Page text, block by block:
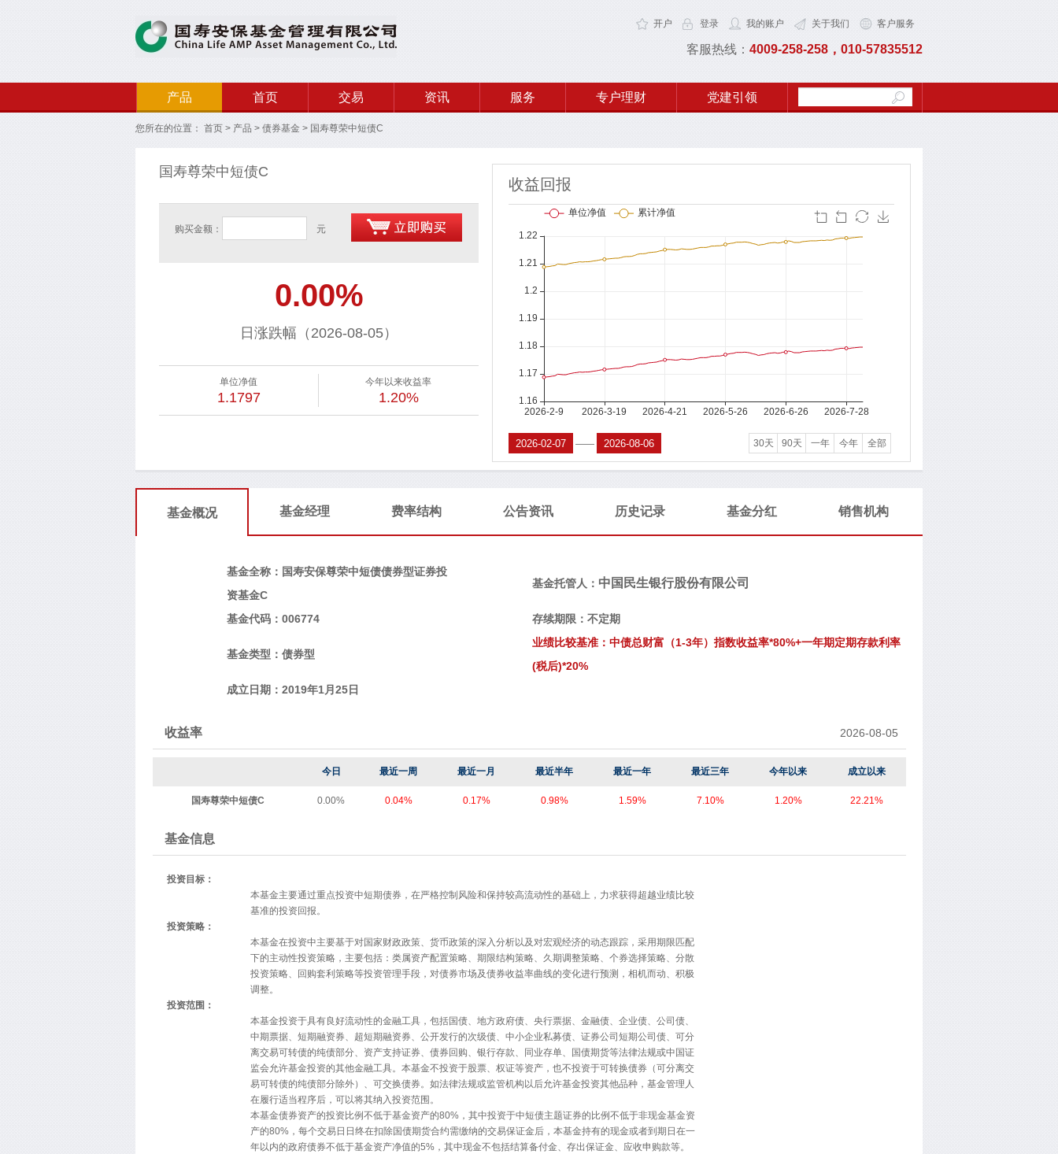
开户 登录 我的账户 关于我们 客户服务
客服热线： 4009-258-258，010-57835512
产品 首页 交易 资讯 服务 专户理财 党建引领
您所在的位置： 首页 > 产品 > 债券基金 > 国寿尊荣中短债C
国寿尊荣中短债C
购买金额： 元
0.00%
日涨跌幅（2026-08-05）
单位净值
1.1797
今年以来收益率
1.20%
收益回报
—— 30天 90天 一年 今年 全部
基金概况 基金经理 费率结构 公告资讯 历史记录 基金分红 销售机构